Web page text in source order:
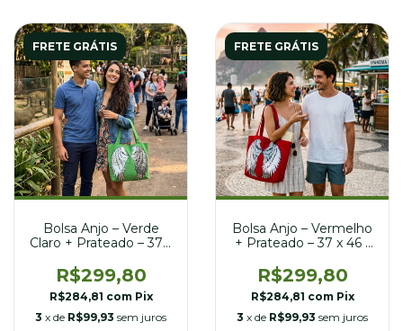
FRETE GRÁTIS
Bolsa Anjo – Verde
Claro + Prateado – 37 x
R$299,80
R$284,81 com Pix
3 x de R$99,93 sem juros
FRETE GRÁTIS
Bolsa Anjo – Vermelho
+ Prateado – 37 x 46 /
R$299,80
R$284,81 com Pix
3 x de R$99,93 sem juros